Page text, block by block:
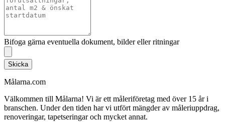
Bifoga gärna eventuella dokument, bilder eller ritningar
Skicka
Målarna.com
Välkommen till Målarna! Vi är ett måleriföretag med över 15 år i
branschen. Under den tiden har vi utfört mängder av måleriuppdrag,
renoveringar, tapetseringar och mycket annat.